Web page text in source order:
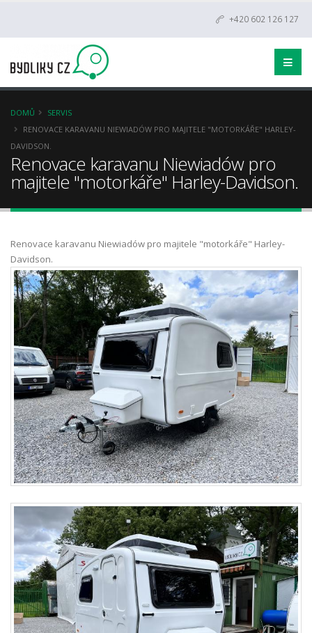
+420 602 126 127
DOMŮ
SERVIS
RENOVACE KARAVANU NIEWIADÓW PRO MAJITELE "MOTORKÁŘE" HARLEY-
DAVIDSON.
Renovace karavanu Niewiadów pro
majitele "motorkáře" Harley-Davidson.
Renovace karavanu Niewiadów pro majitele "motorkáře" Harley-
Davidson.